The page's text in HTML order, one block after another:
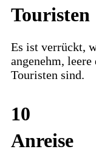
Touristen
Es ist verrückt,
angenehm, leere
Touristen sind.
10
Anreise